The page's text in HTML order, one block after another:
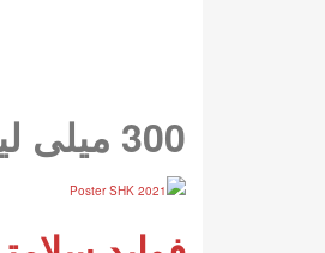
300 میلی لیتر آب انبه بطری حیوان خانگی با ناتا د کوکو Bici Bici